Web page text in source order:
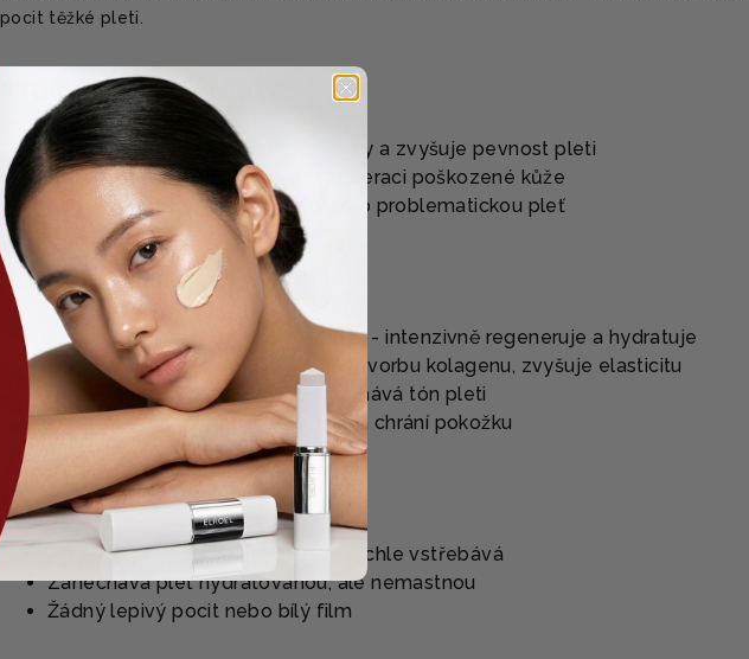
pocit těžké pleti.
PROČ SE TI BUDE LÍBIT?
✅ Viditelně vyhlazuje jemné vrásky a zvyšuje pevnost pleti
✅ pomáhá při hojení jizev a regeneraci poškozené kůže
✅ Neucpává póry a je vhodný i pro problematickou pleť
HLAVNÍ SLOŽKY
✨ Filtrát ze šnečího sekretu (88 %) - intenzivně regeneruje a hydratuje
✨ Peptidový komplex - stimuluje tvorbu kolagenu, zvyšuje elasticitu
✨ Niacinamid - rozjasňuje a vyrovnává tón pleti
✨ Panthenol a alantoin - zklidňují a chrání pokožku
FUNKCE
Jemná krémová konzistence se rychle vstřebává
Zanechává pleť hydratovanou, ale nemastnou
Žádný lepivý pocit nebo bílý film